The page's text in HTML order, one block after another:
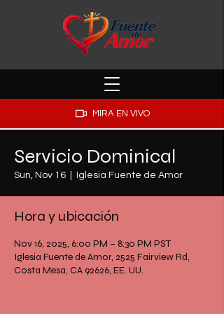
MIRA EN VIVO
Servicio Dominical
Sun, Nov 16 Iglesia Fuente de Amor
Hora y ubicación
Nov 16, 2025, 6:00 PM – 8:30 PM PST
Iglesia Fuente de Amor, 2525 Fairview Rd,
Costa Mesa, CA 92626, EE. UU.